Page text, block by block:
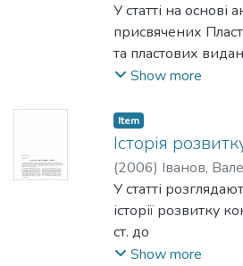
У статті на основі
присвячених
та пластових
періоду його
журналістики і
вплив на розвиток
Show more
Item
Історія
(2006) Іванов,
У статті
історії розвитку
ст. до
наших днів. Не
Show more